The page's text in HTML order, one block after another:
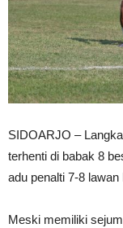
SIDOARJO –
terhenti di babak 8
adu penalti 7-8
Meski memiliki